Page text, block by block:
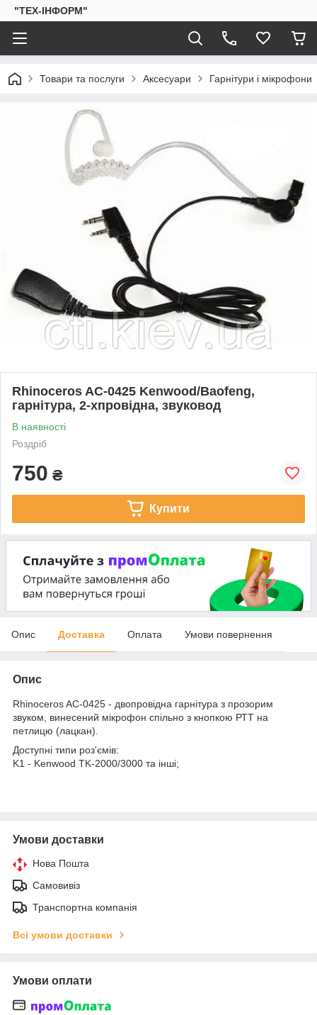
"ТЕХ-ІНФОРМ"
Товари та послуги Аксесуари Гарнітури і мікрофони
Rhinoceros AC-0425 Kenwood/Baofeng,
гарнітура, 2-хпровідна, звуковод
В наявності
Роздріб
750 ₴
Купити
Опис Доставка Оплата Умови повернення
Опис
Rhinoceros AC-0425 - двопровідна гарнітура з прозорим
звуком, винесений мікрофон спільно з кнопкою РТТ на
петлицю (лацкан).
Доступні типи роз'ємів:
K1 - Kenwood TK-2000/3000 та інші;
Умови доставки
Нова Пошта
Самовивіз
Транспортна компанія
Всі умови доставки
Умови оплати